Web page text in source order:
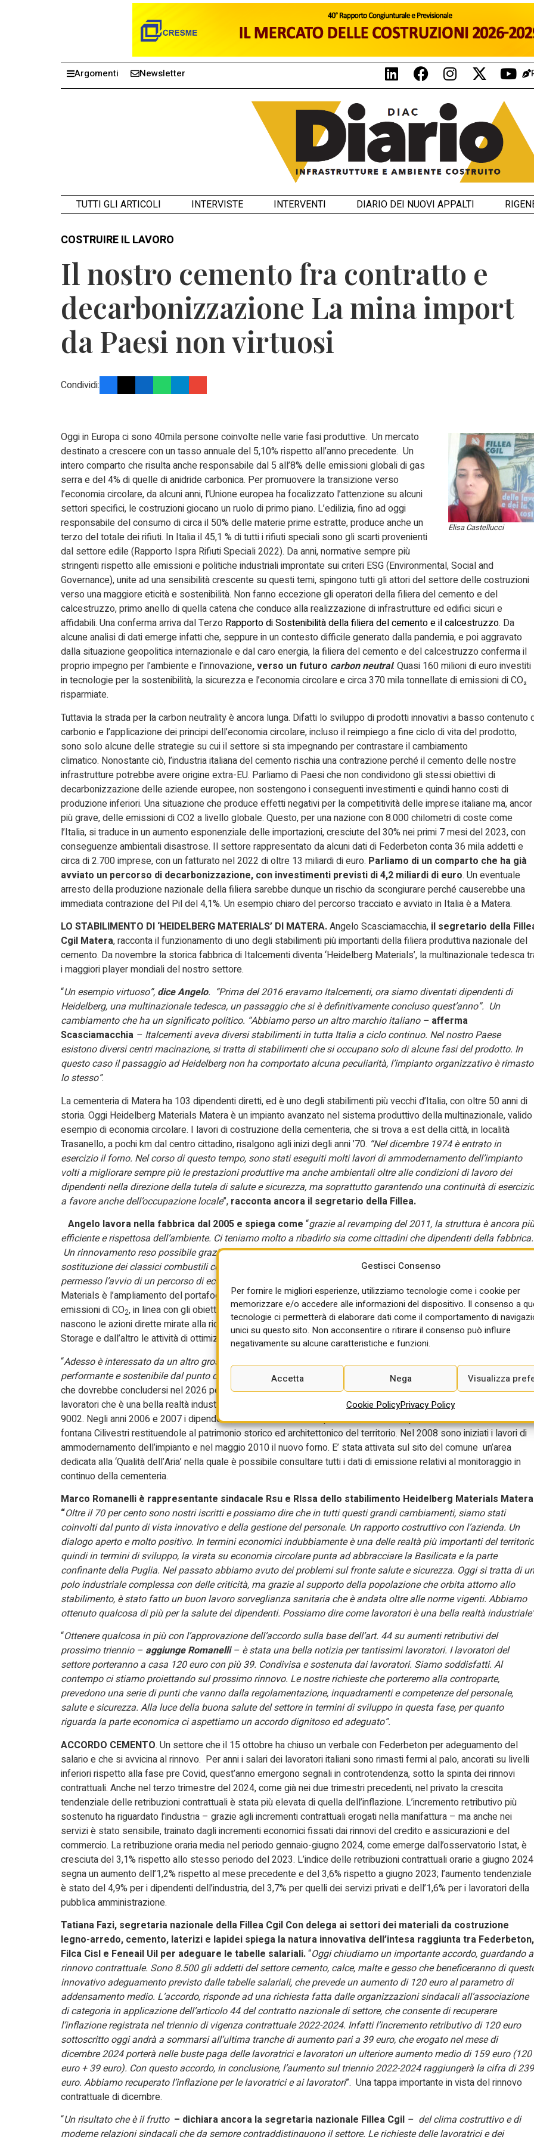
Gestisci Consenso
Per fornire le migliori esperienze, utilizziamo tecnologie come i cookie per
memorizzare e/o accedere alle informazioni del dispositivo. Il consenso a
tecnologie ci permetterà di elaborare dati come il comportamento di
unici su questo sito. Non acconsentire o ritirare il consenso può influire
negativamente su alcune caratteristiche e funzioni.
Accetta Nega Visualizza
Cookie PolicyPrivacy Policy
Argomenti Newsletter
TUTTI GLI ARTICOLI INTERVISTE INTERVENTI DIARIO DEI NUOVI APPALTI
COSTRUIRE IL LAVORO
Il nostro cemento fra contratto e
decarbonizzazione La mina import
da Paesi non virtuosi
Condividi:
Elisa Castellucci
Oggi in Europa ci sono 40mila persone coinvolte nelle varie fasi produttive. Un mercato
destinato a crescere con un tasso annuale del 5,10% rispetto all’anno precedente. Un
intero comparto che risulta anche responsabile dal 5 all’8% delle emissioni globali di gas
serra e del 4% di quelle di anidride carbonica. Per promuovere la transizione verso
l’economia circolare, da alcuni anni, l’Unione europea ha focalizzato l’attenzione su alcuni
settori specifici, le costruzioni giocano un ruolo di primo piano. L’edilizia, fino ad oggi
responsabile del consumo di circa il 50% delle materie prime estratte, produce anche un
terzo del totale dei rifiuti. In Italia il 45,1 % di tutti i rifiuti speciali sono gli scarti provenienti
dal settore edile (Rapporto Ispra Rifiuti Speciali 2022). Da anni, normative sempre più
stringenti rispetto alle emissioni e politiche industriali improntate sui criteri ESG (Environmental, Social and
Governance), unite ad una sensibilità crescente su questi temi, spingono tutti gli attori del settore delle costruzioni
verso una maggiore eticità e sostenibilità. Non fanno eccezione gli operatori della filiera del cemento e del
calcestruzzo, primo anello di quella catena che conduce alla realizzazione di infrastrutture ed edifici sicuri e
affidabili. Una conferma arriva dal Terzo Rapporto di Sostenibilità della filiera del cemento e il calcestruzzo. Da
alcune analisi di dati emerge infatti che, seppure in un contesto difficile generato dalla pandemia, e poi aggravato
dalla situazione geopolitica internazionale e dal caro energia, la filiera del cemento e del calcestruzzo conferma il
proprio impegno per l’ambiente e l’innovazione, verso un futuro carbon neutral. Quasi 160 milioni di euro investiti
in tecnologie per la sostenibilità, la sicurezza e l’economia circolare e circa 370 mila tonnellate di emissioni di CO₂
risparmiate.
Tuttavia la strada per la carbon neutrality è ancora lunga. Difatti lo sviluppo di prodotti innovativi a basso contenuto
carbonio e l’applicazione dei principi dell’economia circolare, incluso il reimpiego a fine ciclo di vita del prodotto,
sono solo alcune delle strategie su cui il settore si sta impegnando per contrastare il cambiamento
climatico. Nonostante ciò, l’industria italiana del cemento rischia una contrazione perché il cemento delle nostre
infrastrutture potrebbe avere origine extra-EU. Parliamo di Paesi che non condividono gli stessi obiettivi di
decarbonizzazione delle aziende europee, non sostengono i conseguenti investimenti e quindi hanno costi di
produzione inferiori. Una situazione che produce effetti negativi per la competitività delle imprese italiane ma, ancor
più grave, delle emissioni di CO2 a livello globale. Questo, per una nazione con 8.000 chilometri di coste come
l’Italia, si traduce in un aumento esponenziale delle importazioni, cresciute del 30% nei primi 7 mesi del 2023, con
conseguenze ambientali disastrose. Il settore rappresentato da alcuni dati di Federbeton conta 36 mila addetti e
circa di 2.700 imprese, con un fatturato nel 2022 di oltre 13 miliardi di euro. Parliamo di un comparto che ha già
avviato un percorso di decarbonizzazione, con investimenti previsti di 4,2 miliardi di euro. Un eventuale
arresto della produzione nazionale della filiera sarebbe dunque un rischio da scongiurare perché causerebbe una
immediata contrazione del Pil del 4,1%. Un esempio chiaro del percorso tracciato e avviato in Italia è a Matera.
LO STABILIMENTO DI ‘HEIDELBERG MATERIALS’ DI MATERA.Angelo Scasciamacchia, il segretario della
Cgil Matera, racconta il funzionamento di uno degli stabilimenti più importanti della filiera produttiva nazionale del
cemento. Da novembre la storica fabbrica di Italcementi diventa ‘Heidelberg Materials’, la multinazionale tedesca
i maggiori player mondiali del nostro settore.
“Un esempio virtuoso”, dice Angelo. “Prima del 2016 eravamo Italcementi, ora siamo diventati dipendenti di
Heidelberg, una multinazionale tedesca, un passaggio che si è definitivamente concluso quest’anno”. Un
cambiamento che ha un significato politico. “Abbiamo perso un altro marchio italiano – afferma
Scasciamacchia – Italcementi aveva diversi stabilimenti in tutta Italia a ciclo continuo. Nel nostro Paese
esistono diversi centri macinazione, si tratta di stabilimenti che si occupano solo di alcune fasi del prodotto. In
questo caso il passaggio ad Heidelberg non ha comportato alcuna peculiarità, l’impianto organizzativo è rimasto
lo stesso”.
La cementeria di Matera ha 103 dipendenti diretti, ed è uno degli stabilimenti più vecchi d’Italia, con oltre 50 anni di
storia. Oggi Heidelberg Materials Matera è un impianto avanzato nel sistema produttivo della multinazionale, valido
esempio di economia circolare. I lavori di costruzione della cementeria, che si trova a est della città, in località
Trasanello, a pochi km dal centro cittadino, risalgono agli inizi degli anni ’70. “Nel dicembre 1974 è entrato in
esercizio il forno. Nel corso di questo tempo, sono stati eseguiti molti lavori di ammodernamento dell’impianto
volti a migliorare sempre più le prestazioni produttive ma anche ambientali oltre alle condizioni di lavoro dei
dipendenti nella direzione della tutela di salute e sicurezza, ma soprattutto garantendo una continuità di esercizio
a favore anche dell’occupazione locale”, racconta ancora il segretario della Fillea.
Angelo lavora nella fabbrica dal 2005 e spiega come “grazie al revamping del 2011, la struttura è ancora più
efficiente e rispettosa dell’ambiente. Ci teniamo molto a ribadirlo sia come cittadini che dipendenti della fabbrica.
Un rinnovamento reso possibile grazie ad un grosso investimento con una nuova linea di cottura. Difatti, la
sostituzione dei classici combustili con quelli di solido secondario, provenienti da raccolta differenziata, ha
permesso l’avvio di un percorso di economia circolare
Materials è l’ampliamento del portafoglio di prodotti ed applicazioni sostenibili, attraverso la riduzione delle
emissioni di CO2, in linea con gli obiettivi europei al 2030 e 2050 (carbon neutrality). Con questo scopo, da un lato
nascono le azioni dirette mirate alla riduzione delle emissioni di CO2attraverso i progetti di Carbon Capture Usage
Storage e dall’altro le attività di ottimizzazione di processo e prodotto.
“Adesso è interessato da un altro grosso investimento che porterà ad essere Matera uno stabilimento ancor più
performante e sostenibile dal punto di vista ambientale a livello europeo
”. Si tratta di 30 milioni di euro con lavori
che dovrebbe concludersi nel 2026 per la sostituzione del vecchio combustibile al 90%. Possiamo dire come
lavoratori che è una bella realtà industriale. Nel 1997 la cementeria ha conseguito la certificazione di qualità ISO
9002. Negli anni 2006 e 2007 i dipendenti, utilizzando il loro tempo libero, hanno recuperato una cisterna a tetto e la
fontana Cilivestri restituendole al patrimonio storico ed architettonico del territorio. Nel 2008 sono iniziati i lavori di
ammodernamento dell’impianto e nel maggio 2010 il nuovo forno. E’ stata attivata sul sito del comune un’area
dedicata alla ‘Qualità dell’Aria’ nella quale è possibile consultare tutti i dati di emissione relativi al monitoraggio in
continuo della cementeria.
Marco Romanelli è rappresentante sindacale Rsu e Rlssa dello stabilimento Heidelberg Materials
“Oltre il 70 per cento sono nostri iscritti e possiamo dire che in tutti questi grandi cambiamenti, siamo stati
coinvolti dal punto di vista innovativo e della gestione del personale. Un rapporto costruttivo con l’azienda. Un
dialogo aperto e molto positivo. In termini economici indubbiamente è una delle realtà più importanti del
quindi in termini di sviluppo, la virata su economia circolare punta ad abbracciare la Basilicata e la parte
confinante della Puglia. Nel passato abbiamo avuto dei problemi sul fronte salute e sicurezza. Oggi si tratta di un
polo industriale complessa con delle criticità, ma grazie al supporto della popolazione che orbita attorno allo
stabilimento, è stato fatto un buon lavoro sorveglianza sanitaria che è andata oltre alle norme vigenti. Abbiamo
ottenuto qualcosa di più per la salute dei dipendenti. Possiamo dire come lavoratori è una bella realtà
“Ottenere qualcosa in più con l’approvazione dell’accordo sulla base dell’art. 44 su aumenti retributivi del
prossimo triennio – aggiunge Romanelli– è stata una bella notizia per tantissimi lavoratori. I lavoratori del
settore porteranno a casa 120 euro con più 39. Condivisa e sostenuta dai lavoratori. Siamo soddisfatti. Al
contempo ci stiamo proiettando sul prossimo rinnovo. Le nostre richieste che porteremo alla controparte,
prevedono una serie di punti che vanno dalla regolamentazione, inquadramenti e competenze del personale,
salute e sicurezza. Alla luce della buona salute del settore in termini di sviluppo in questa fase, per quanto
riguarda la parte economica ci aspettiamo un accordo dignitoso ed adeguato”.
ACCORDO CEMENTO. Un settore che il 15 ottobre ha chiuso un verbale con Federbeton per adeguamento del
salario e che si avvicina al rinnovo. Per anni i salari dei lavoratori italiani sono rimasti fermi al palo, ancorati su livelli
inferiori rispetto alla fase pre Covid, quest’anno emergono segnali in controtendenza, sotto la spinta dei rinnovi
contrattuali. Anche nel terzo trimestre del 2024, come già nei due trimestri precedenti, nel privato la crescita
tendenziale delle retribuzioni contrattuali è stata più elevata di quella dell’inflazione. L’incremento retributivo più
sostenuto ha riguardato l’industria – grazie agli incrementi contrattuali erogati nella manifattura – ma anche nei
servizi è stato sensibile, trainato dagli incrementi economici fissati dai rinnovi del credito e assicurazioni e del
commercio. La retribuzione oraria media nel periodo gennaio-giugno 2024, come emerge dall’osservatorio Istat, è
cresciuta del 3,1% rispetto allo stesso periodo del 2023. L’indice delle retribuzioni contrattuali orarie a giugno 2024
segna un aumento dell’1,2% rispetto al mese precedente e del 3,6% rispetto a giugno 2023; l’aumento tendenziale
è stato del 4,9% per i dipendenti dell’industria, del 3,7% per quelli dei servizi privati e dell’1,6% per i lavoratori della
pubblica amministrazione.
Tatiana Fazi, segretaria nazionale della Fillea Cgil Con delega ai settori dei materiali da costruzione
legno-arredo, cemento, laterizi e lapidei spiega la natura innovativa dell’intesa raggiunta tra Federbeton,
Filca Cisl e Feneail Uil per adeguare le tabelle salariali.“Oggi chiudiamo un importante accordo, guardando
rinnovo contrattuale. Sono 8.500 gli addetti del settore cemento, calce, malte e gesso che beneficeranno di
innovativo adeguamento previsto dalle tabelle salariali, che prevede un aumento di 120 euro al parametro di
addensamento medio. L’accordo, risponde ad una richiesta fatta dalle organizzazioni sindacali all’associazione
di categoria in applicazione dell’articolo 44 del contratto nazionale di settore, che consente di recuperare
l’inflazione registrata nel triennio di vigenza contrattuale 2022-2024. Infatti l’incremento retributivo di 120 euro
sottoscritto oggi andrà a sommarsi all’ultima tranche di aumento pari a 39 euro, che erogato nel mese di
dicembre 2024 porterà nelle buste paga delle lavoratrici e lavoratori un ulteriore aumento medio di 159 euro (120
euro + 39 euro). Con questo accordo, in conclusione, l’aumento sul triennio 2022-2024 raggiungerà la cifra di 239
euro. Abbiamo recuperato l’inflazione per le lavoratrici e ai lavoratori”. Una tappa importante in vista del rinnovo
contrattuale di dicembre.
“Un risultato che è il frutto – dichiara ancora la segretaria nazionale Fillea Cgil – del clima costruttivo e di